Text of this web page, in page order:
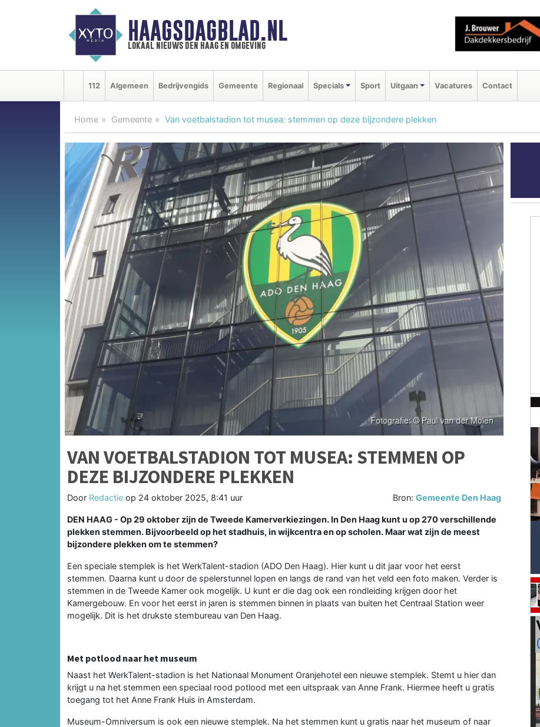
HAAGSDAGBLAD.NL
lokaal nieuws den haag en omgeving
112 Algemeen Bedrijvengids Gemeente Regionaal Specials Sport Uitgaan Vacatures Contact
Home Gemeente Van voetbalstadion tot musea: stemmen op deze bijzondere plekken
VAN VOETBALSTADION TOT MUSEA: STEMMEN OP
DEZE BIJZONDERE PLEKKEN
Door Redactie op 24 oktober 2025, 8:41 uur Bron:Gemeente Den Haag
DEN HAAG - Op 29 oktober zijn de Tweede Kamerverkiezingen. In Den Haag kunt u op 270 verschillende
plekken stemmen. Bijvoorbeeld op het stadhuis, in wijkcentra en op scholen. Maar wat zijn de meest
bijzondere plekken om te stemmen?
Een speciale stemplek is het WerkTalent-stadion (ADO Den Haag). Hier kunt u dit jaar voor het eerst
stemmen. Daarna kunt u door de spelerstunnel lopen en langs de rand van het veld een foto maken. Verder is
stemmen in de Tweede Kamer ook mogelijk. U kunt er die dag ook een rondleiding krijgen door het
Kamergebouw. En voor het eerst in jaren is stemmen binnen in plaats van buiten het Centraal Station weer
mogelijk. Dit is het drukste stembureau van Den Haag.
Met potlood naar het museum
Naast het WerkTalent-stadion is het Nationaal Monument Oranjehotel een nieuwe stemplek. Stemt u hier dan
krijgt u na het stemmen een speciaal rood potlood met een uitspraak van Anne Frank. Hiermee heeft u gratis
toegang tot het Anne Frank Huis in Amsterdam.
Museum-Omniversum is ook een nieuwe stemplek. Na het stemmen kunt u gratis naar het museum of naar